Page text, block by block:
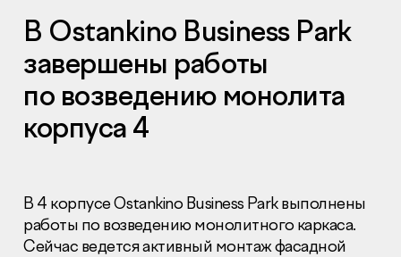
В Ostankino Business Park
завершены работы
по возведению монолита
корпуса 4
В 4 корпусе Ostankino Business Park выполнены
работы по возведению монолитного каркаса.
Сейчас ведется активный монтаж фасадной